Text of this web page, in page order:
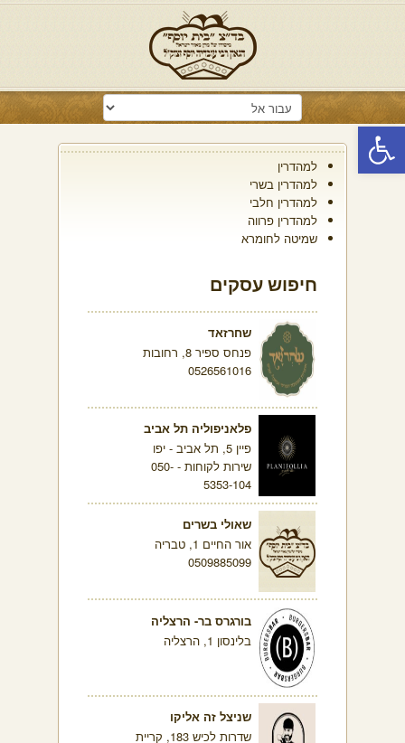
פתח סרגל נגישות
למהדרין
למהדרין בשרי
למהדרין חלבי
למהדרין פרווה
שמיטה לחומרא
חיפוש עסקים
שחרזאד
פנחס ספיר 8, רחובות
0526561016
פלאניפוליה תל אביב
פיין 5, תל אביב - יפו
שירות לקוחות - 050-
5353-104
שאולי בשרים
אור החיים 1, טבריה
0509885099
בורגרס בר- הרצליה
בלינסון 1, הרצליה
שניצל זה אליקו
שדרות לכיש 183, קריית